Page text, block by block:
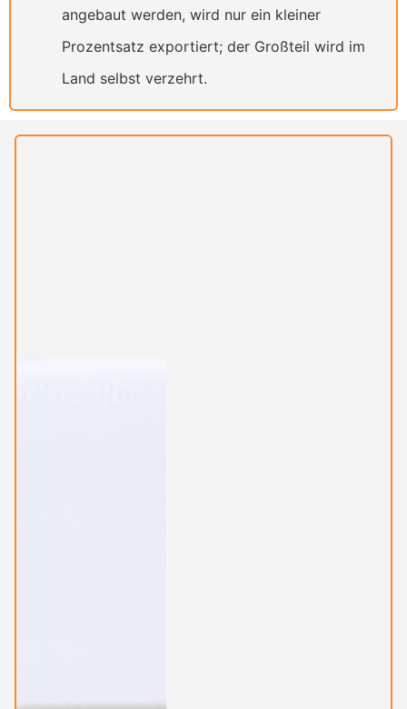
angebaut werden, wird nur ein kleiner
Prozentsatz exportiert; der Großteil wird im
Land selbst verzehrt.